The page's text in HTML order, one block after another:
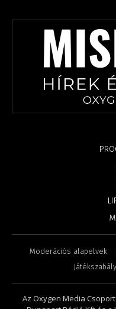
Moderációs alapelvek
Az Oxygen Media